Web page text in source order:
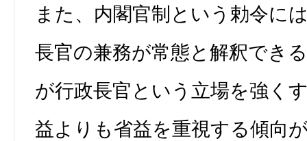
また、内閣官制という勅令に
長官の兼務が常態と解釈でき
が行政長官という立場を強く
益よりも省益を重視する傾向